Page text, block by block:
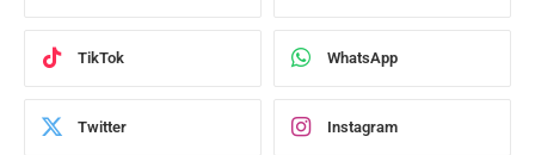
TikTok WhatsApp
Twitter Instagram